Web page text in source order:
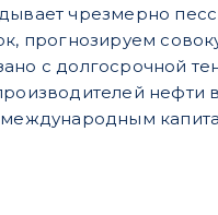
чрезмерно
прогнозируем
с долгосрочной
нефти